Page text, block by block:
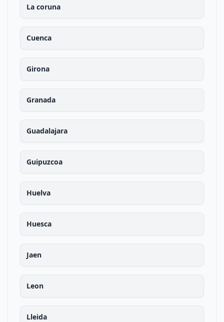
La coruna
Cuenca
Girona
Granada
Guadalajara
Guipuzcoa
Huelva
Huesca
Jaen
Leon
Lleida